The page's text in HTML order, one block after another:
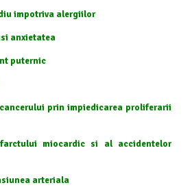
impotriva alergiilor
anxietatea
puternic
prin impiedicarea proliferarii
miocardic si al accidentelor
arteriala